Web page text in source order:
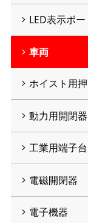
LED表示ボー
車両
ホイスト用
動力用開閉器
工業用端子台
電磁開閉器
電子機器